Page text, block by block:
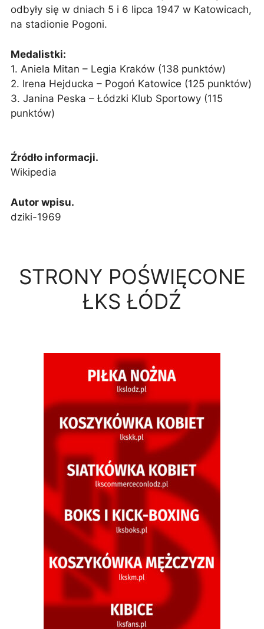
odbyły się w dniach 5 i 6 lipca 1947 w Katowicach,
na stadionie Pogoni.
Medalistki:
1. Aniela Mitan – Legia Kraków (138 punktów)
2. Irena Hejducka – Pogoń Katowice (125 punktów)
3. Janina Peska – Łódzki Klub Sportowy (115
punktów)
Źródło informacji.
Wikipedia
Autor wpisu.
dziki-1969
STRONY POŚWIĘCONE
ŁKS ŁÓDŹ